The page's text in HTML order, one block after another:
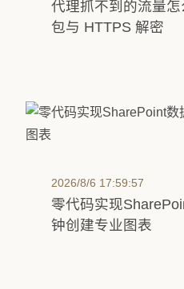
代理抓不到的流量
包与 HTTPS 解密
2026/8/6 17:59:57
零代码实现
钟创建专业图表